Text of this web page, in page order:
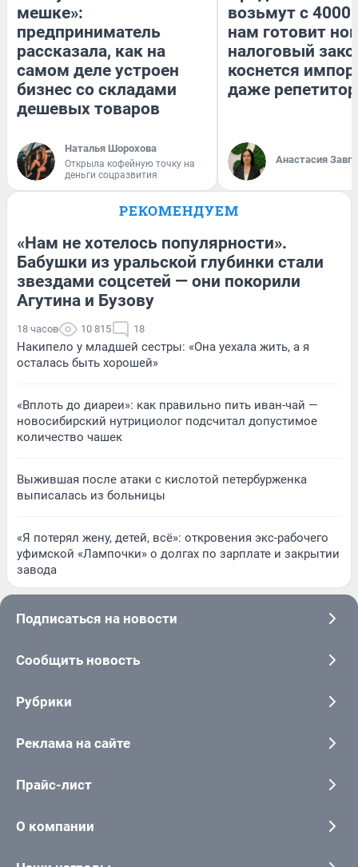
мешке»:
предприниматель
рассказала, как на
самом деле устроен
бизнес со складами
дешевых товаров
Наталья Шорохова
Открыла кофейную точку на
деньги соцразвития
возьмут с
нам готовит
налоговый
коснется
даже
Анастасия
РЕКОМЕНДУЕМ
«Нам не хотелось популярности».
Бабушки из уральской глубинки стали
звездами соцсетей — они покорили
Агутина и Бузову
18 часов 10 815 18
Накипело у младшей сестры: «Она уехала жить, а я
осталась быть хорошей»
«Вплоть до диареи»: как правильно пить иван-чай —
новосибирский нутрициолог подсчитал допустимое
количество чашек
Выжившая после атаки с кислотой петербурженка
выписалась из больницы
«Я потерял жену, детей, всё»: откровения экс-рабочего
уфимской «Лампочки» о долгах по зарплате и закрытии
завода
Подписаться на новости
Сообщить новость
Рубрики
Реклама на сайте
Прайс-лист
О компании